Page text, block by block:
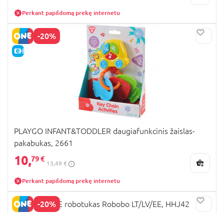
Perkant papildomą prekę internetu
-20%
E-KAINA
PLAYGO INFANT&TODDLER daugiafunkcinis žaislas-
pakabukas, 2661
10,79 €
13,49 €
Perkant papildomą prekę internetu
-20%
FISHER-PRICE robotukas Robobo LT/LV/EE, HHJ42